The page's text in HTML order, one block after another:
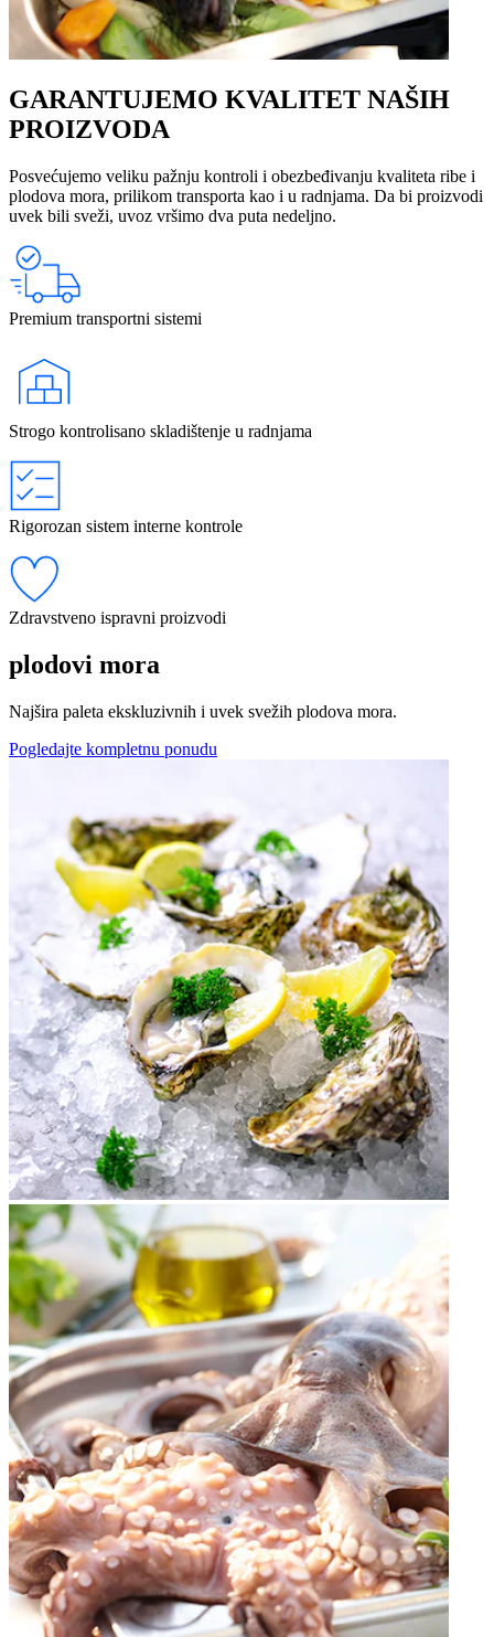
GARANTUJEMO KVALITET NAŠIH
PROIZVODA
Posvećujemo veliku pažnju kontroli i obezbeđivanju kvaliteta ribe i
plodova mora, prilikom transporta kao i u radnjama. Da bi proizvodi
uvek bili sveži, uvoz vršimo dva puta nedeljno.
Premium transportni sistemi
Strogo kontrolisano skladištenje u radnjama
Rigorozan sistem interne kontrole
Zdravstveno ispravni proizvodi
plodovi mora
Najšira paleta ekskluzivnih i uvek svežih plodova mora.
Pogledajte kompletnu ponudu